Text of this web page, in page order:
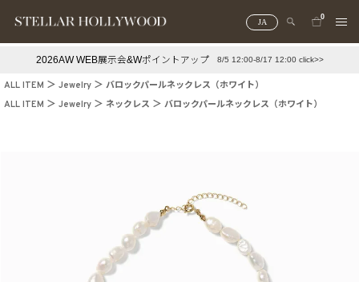
JA
0
#スタッフイチ押し（通勤パールアクセ） ＃写真映えアクセ
2026AW WEB展示会&Wポイントアップ 8/5 12:00-8/17 12:00 click>>
ALL ITEM Jewelry
バロックパールネックレス（ホワイト）
ALL ITEM
Jewelry ネックレス バロックパールネックレス（ホワイト）